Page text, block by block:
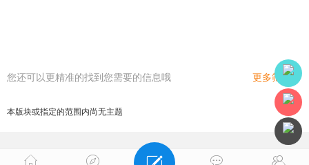
您还可以更精准的找到您需要的信息哦 更多筛选
本版块或指定的范围内尚无主题